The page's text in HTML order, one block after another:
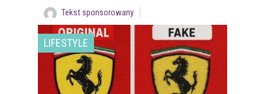
Tekst sponsorowany
LIFESTYLE